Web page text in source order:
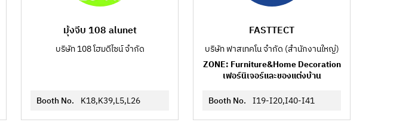
มุ้งจีบ 108 alunet
บริษัท 108 โฮมดีไซน์ จำกัด
Booth No. K18,K39,L5,L26
FASTTECT
บริษัท ฟาสเทคโน จำกัด (สำนักงานใหญ่)
ZONE: Furniture&Home Decoration
เฟอร์นิเจอร์และของแต่งบ้าน
Booth No. I19-I20,I40-I41